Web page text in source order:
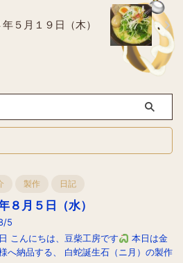
５月１９日（木）
製作 日記
８月５日（水）
5
こんにちは、豆柴工房です
本日は金
へ納品する、 白蛇誕生石（ニ月）の製作